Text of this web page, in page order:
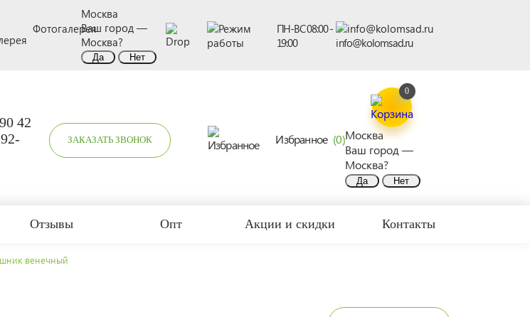
Фотогалерея
Москва
Ваш город —
Москва?
ПН-ВС 08:00 -
19:00
info@kolomsad.ru
42
ЗАКАЗАТЬ ЗВОНОК Избранное (0)
0
Москва
Ваш город —
Москва?
Отзывы Опт Акции и скидки Контакты
венечный